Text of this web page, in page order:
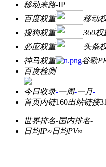
移动来路-IP
百度权重
移动
搜狗权重
360权
必应权重
头条
神马权重
谷歌
百度检测
今日收录-一周-一月-
首页内链160出站链接31
世界排名-国内排名-
日均IP≈日均PV≈